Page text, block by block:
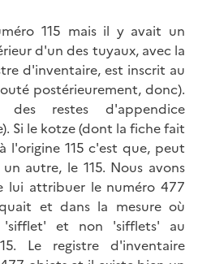
115 mais il y avait un
d'un des tuyaux, avec la
d'inventaire, est inscrit au
postérieurement, donc).
restes d'appendice
Si le kotze (dont la fiche fait
l'origine 115 c'est que, peut
autre, le 115. Nous avons
lui attribuer le numéro 477
et dans la mesure où
'sifflet' et non 'sifflets' au
Le registre d'inventaire